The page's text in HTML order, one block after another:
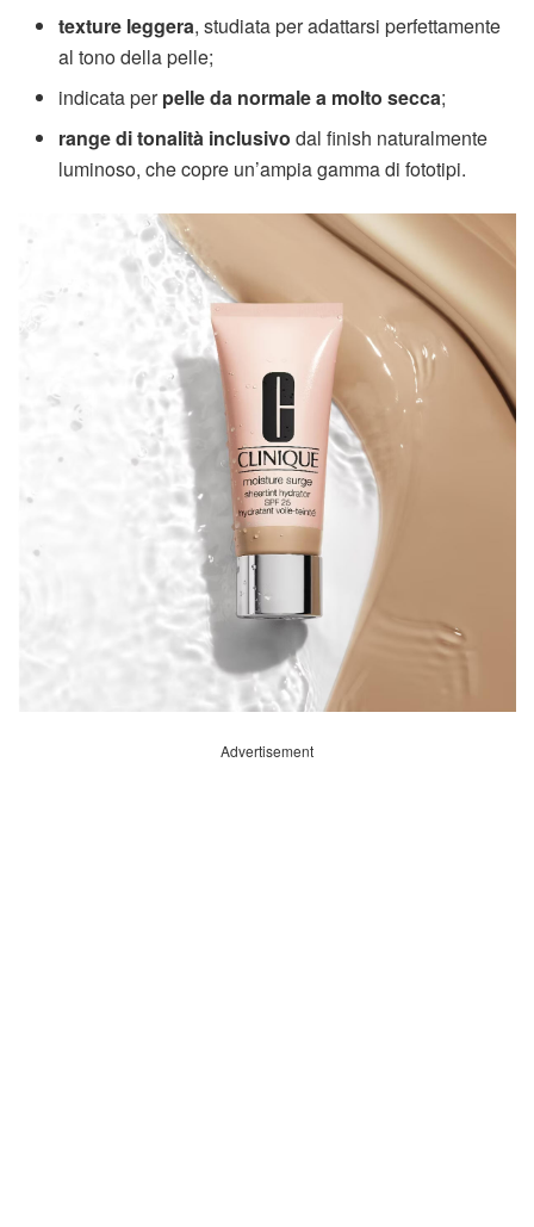
texture leggera, studiata per adattarsi perfettamente
al tono della pelle;
indicata perpelle da normale a molto secca;
range di tonalità inclusivo dal finish naturalmente
luminoso, che copre un’ampia gamma di fototipi.
Advertisement